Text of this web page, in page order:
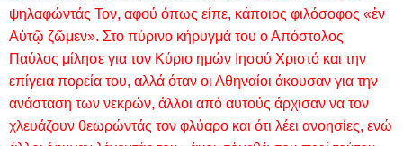
ψηλαφώντάς Τον, αφού όπως είπε, κάποιος φιλόσοφος «ἐν
Αὐτῷ ζῶμεν». Στο πύρινο κήρυγμά του ο Απόστολος
Παύλος μίλησε για τον Κύριο ημών Ιησού Χριστό και την
επίγεια πορεία του, αλλά όταν οι Αθηναίοι άκουσαν για την
ανάσταση των νεκρών, άλλοι από αυτούς άρχισαν να τον
χλευάζουν θεωρώντάς τον φλύαρο και ότι λέει ανοησίες, ενώ